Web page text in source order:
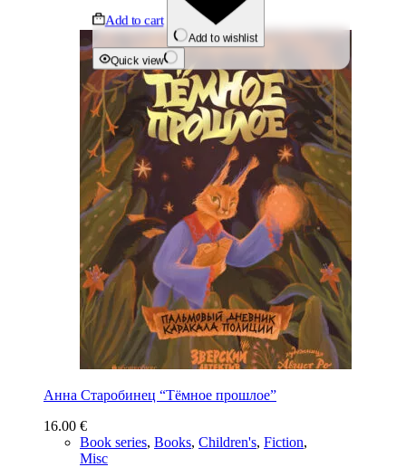
Add to cart
Add to wishlist
Quick view
Анна Старобинец “Тёмное прошлое”
16.00 €
Book series, Books, Children's, Fiction,
Misc